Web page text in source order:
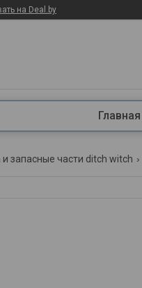
на Deal.by
Главная
и запасные части ditch witch